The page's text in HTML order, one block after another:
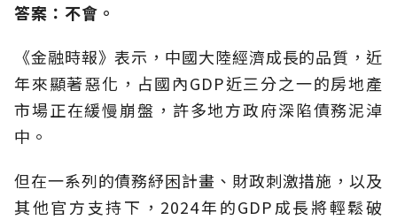
答案：不會。
《金融時報》表示，中國大陸經濟成長的品質，近
年來顯著惡化，占國內GDP近三分之一的房地產
市場正在緩慢崩盤，許多地方政府深陷債務泥淖
中。
但在一系列的債務紓困計畫、財政刺激措施，以及
其他官方支持下，2024年的GDP成長將輕鬆破